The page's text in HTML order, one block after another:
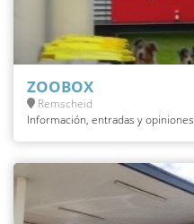
ZOOBOX
Remscheid
Información, entradas y opiniones